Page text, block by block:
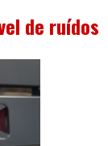
de ruídos